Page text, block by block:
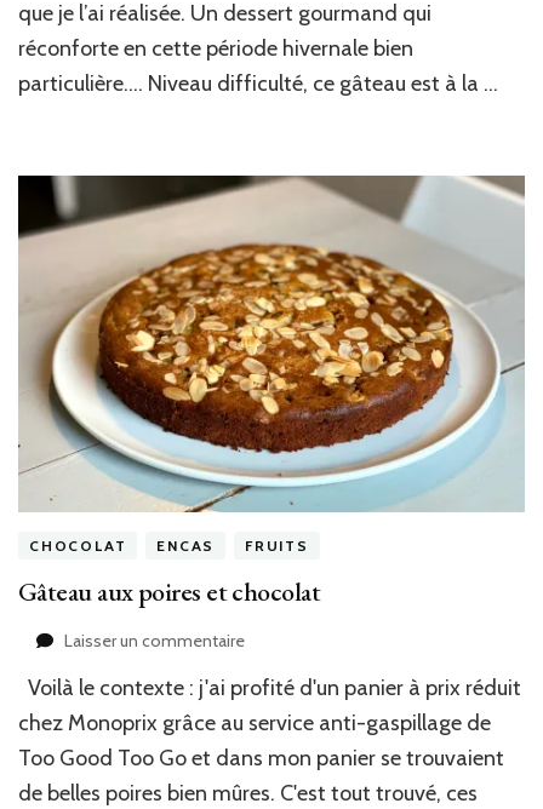
que je l’ai réalisée. Un dessert gourmand qui
réconforte en cette période hivernale bien
particulière…. Niveau difficulté, ce gâteau est à la …
CHOCOLAT ENCAS FRUITS
Gâteau aux poires et chocolat
Laisser un commentairesur
aux
poires
chocolat
Voilà le contexte : j'ai profité d'un panier à prix réduit
chez Monoprix grâce au service anti-gaspillage de
Too Good Too Go et dans mon panier se trouvaient
de belles poires bien mûres. C'est tout trouvé, ces